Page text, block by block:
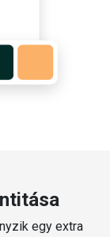
egy extra